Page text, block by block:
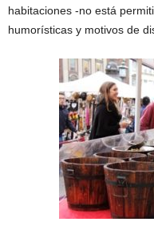
habitaciones -no está
humorísticas y motivos de